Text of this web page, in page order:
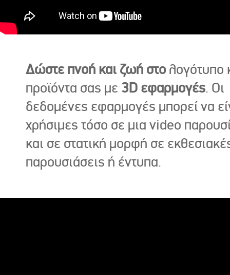
Δώστε πνοή και ζωή στο λογότυπο
προϊόντα σας με 3D εφαρμογές. Οι
δεδομένες εφαρμογές μπορεί να
χρήσιμες τόσο σε μια video
και σε στατική μορφή σε
παρουσιάσεις ή έντυπα.